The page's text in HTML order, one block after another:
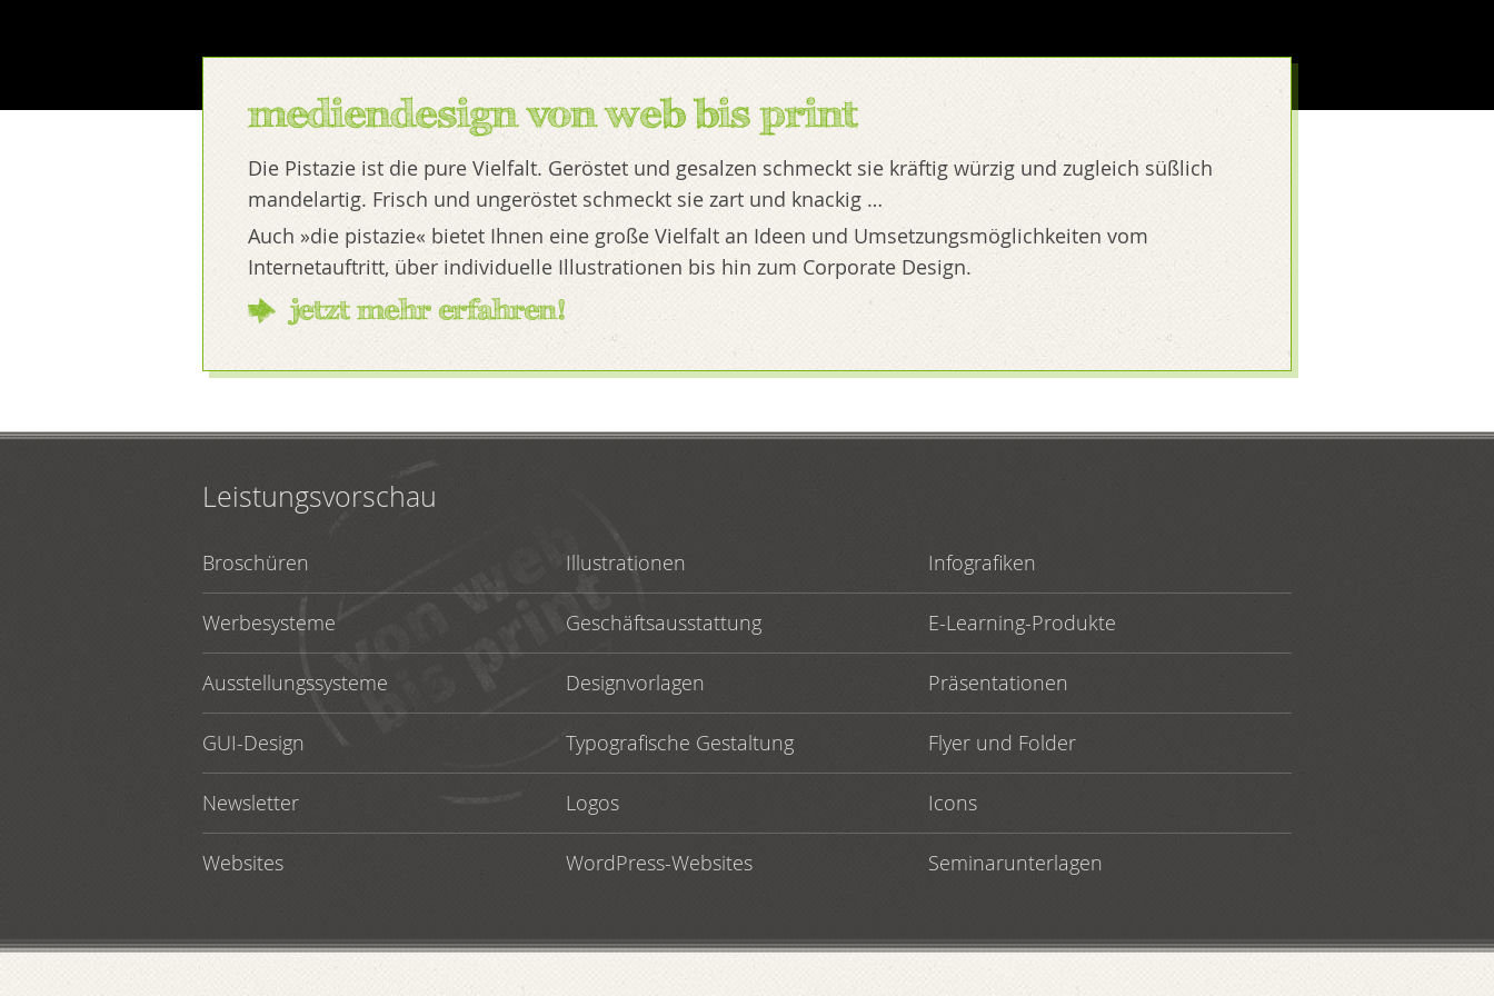
mediendesign von web bis print
Die Pistazie ist die pure Vielfalt. Geröstet und gesalzen schmeckt sie kräftig würzig und zugleich süßlich
mandelartig. Frisch und ungeröstet schmeckt sie zart und knackig …
Auch »die pistazie« bietet Ihnen eine große Vielfalt an Ideen und Umsetzungsmöglichkeiten vom
Internetauftritt, über individuelle Illustrationen bis hin zum Corporate Design.
jetzt mehr erfahren!
Leistungsvorschau
Broschüren Illustrationen Infografiken
Werbesysteme Geschäftsausstattung E-Learning-Produkte
Ausstellungssysteme Designvorlagen Präsentationen
GUI-Design Typografische Gestaltung Flyer und Folder
Newsletter Logos Icons
Websites WordPress-Websites Seminarunterlagen